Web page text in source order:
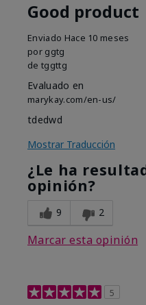
Good product
Enviado Hace 10 meses
por ggtg
de tggttg
Evaluado en
marykay.com/en-us/
tdedwd
Mostrar Traducción
¿Le ha
opinión?
9 2
Marcar esta opinión
5